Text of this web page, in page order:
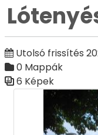
Utolsó frissítés
0 Mappák
6 Képek